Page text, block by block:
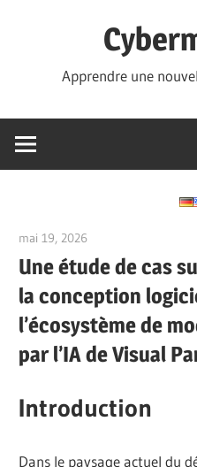
Apprendre une
mai 19, 2026
Une étude de cas
la conception
l’écosystème de
par l’IA de Visual
Introduction
Dans le paysage actuel du